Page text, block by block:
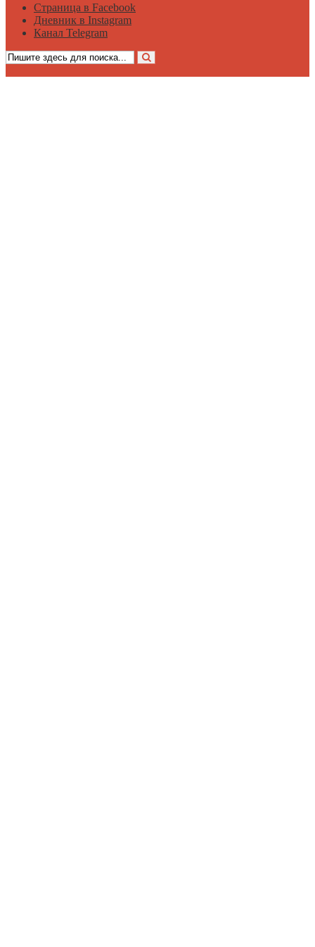
Страница в Facebook
Дневник в Instagram
Канал Telegram